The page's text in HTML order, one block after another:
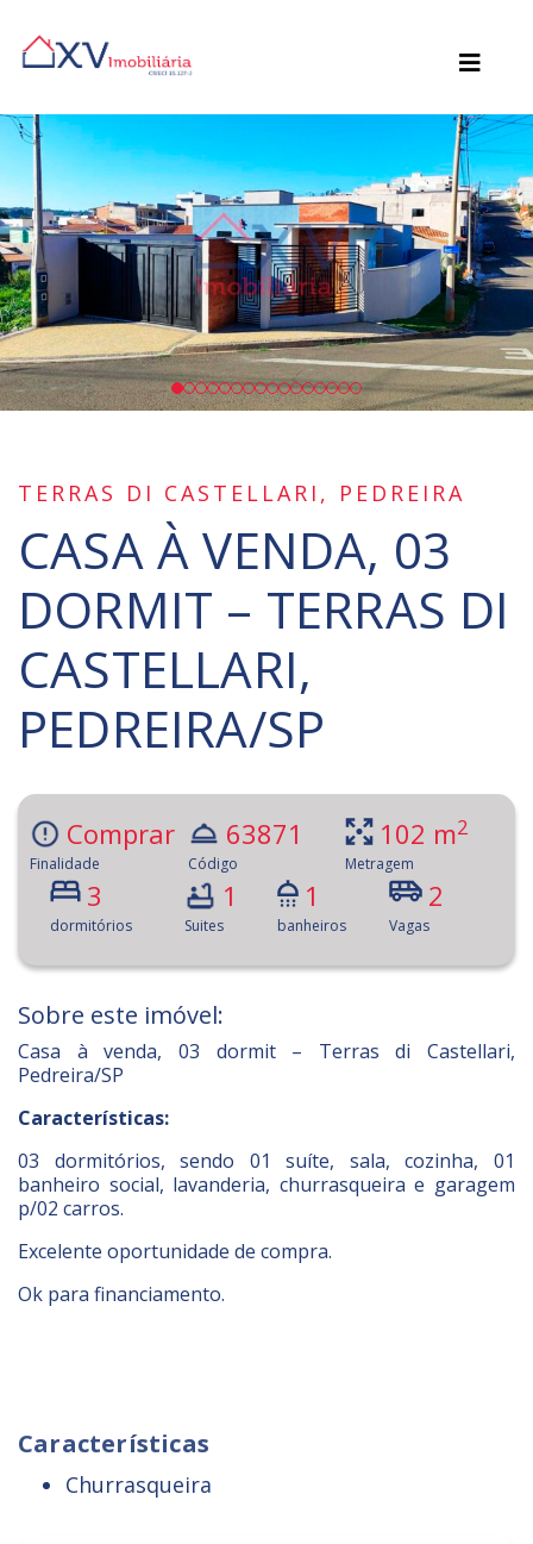
TERRAS DI CASTELLARI, PEDREIRA
CASA À VENDA, 03
DORMIT – TERRAS DI
CASTELLARI,
PEDREIRA/SP
Comprar
Finalidade
63871
Código
102 m2
Metragem
3
dormitórios
1
Suites
1
banheiros
2
Vagas
Sobre este imóvel:
Casa à venda, 03 dormit – Terras di Castellari,
Pedreira/SP
Características:
03 dormitórios, sendo 01 suíte, sala, cozinha, 01
banheiro social, lavanderia, churrasqueira e garagem
p/02 carros.
Excelente oportunidade de compra.
Ok para financiamento.
Características
Churrasqueira